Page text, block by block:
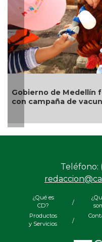
Gobierno de Medellín
con campaña de
Teléfono:
¿Qué es
CD?
/
Productos
y Servicios
/